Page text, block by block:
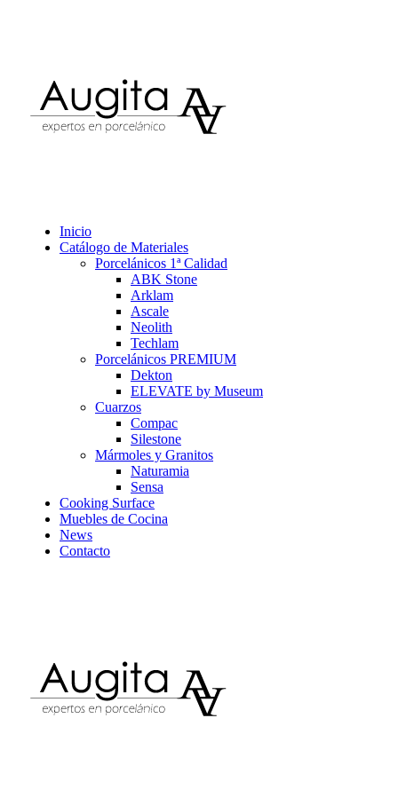
Inicio
Catálogo de Materiales
Porcelánicos 1ª Calidad
ABK Stone
Arklam
Ascale
Neolith
Techlam
Porcelánicos PREMIUM
Dekton
ELEVATE by Museum
Cuarzos
Compac
Silestone
Mármoles y Granitos
Naturamia
Sensa
Cooking Surface
Muebles de Cocina
News
Contacto